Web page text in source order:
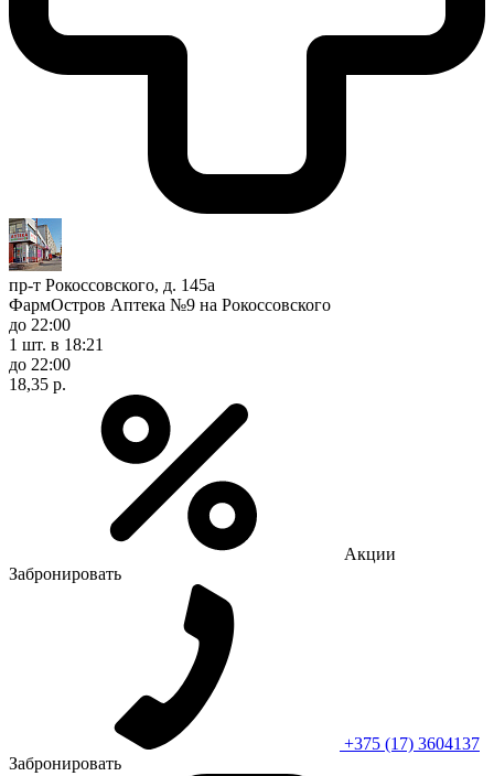
пр-т Рокоссовского, д. 145а
ФармОстров Аптека №9 на Рокоссовского
до 22:00
1 шт. в 18:21
до 22:00
18,35 р.
Акции
Забронировать
+375 (17) 3604137
Забронировать